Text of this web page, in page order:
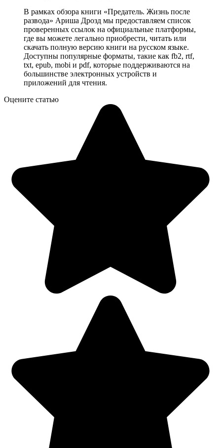
В рамках обзора книги «Предатель. Жизнь после
развода» Ариша Дрозд мы предоставляем список
проверенных ссылок на официальные платформы,
где вы можете легально приобрести, читать или
скачать полную версию книги на русском языке.
Доступны популярные форматы, такие как fb2, rtf,
txt, epub, mobi и pdf, которые поддерживаются на
большинстве электронных устройств и
приложений для чтения.
Оцените статью